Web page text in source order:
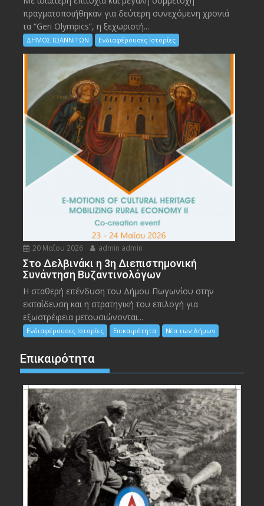
πραγματοποιήθηκαν για δεύτερη συνεχόμενη χρονιά
τα “Geri Olympics”, η ξεχωριστή...
ΔΗΜΟΣ ΙΩΑΝΝΙΤΩΝ Ενδιαφέρουσες Ιστορίες
20 Μαΐου 2026 admin admin
Στο Δελβινάκι η 3η Διεπιστημονική
Συνάντηση Βυζαντινολόγων
Η σταθερή επένδυση του Δήμου Πωγωνίου στην
εκπαίδευση και η στρατηγική του επιλογή για
εξωστρέφεια μετουσιώνονται...
Ενδιαφέρουσες Ιστορίες Επικαιρότητα Νέα των Δήμων
Επικαιρότητα